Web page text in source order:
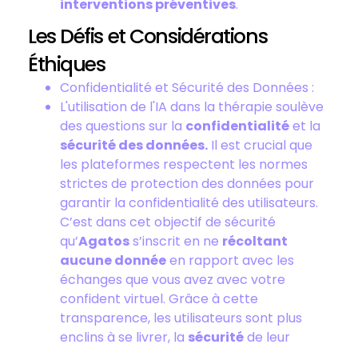
interventions préventives.
Les Défis et Considérations
Éthiques
Confidentialité et Sécurité des Données :
L'utilisation de l'IA dans la thérapie soulève
des questions sur la confidentialitéet la
sécurité des données. Il est crucial que
les plateformes respectent les normes
strictes de protection des données pour
garantir la confidentialité des utilisateurs.
C’est dans cet objectif de sécurité
qu’Agatoss’inscrit en ne récoltant
aucune donnéeen rapport avec les
échanges que vous avez avec votre
confident virtuel. Grâce à cette
transparence, les utilisateurs sont plus
enclins à se livrer, la sécuritéde leur